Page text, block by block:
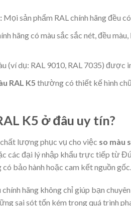
Mọi sản phẩm RAL chính hãng đều
hãng có màu sắc sắc nét, đều
(ví dụ: RAL 9010, RAL 7035) được
RAL K5 thường có thiết kế hình
K5 ở đâu uy tín?
chất lượng phục vụ cho việc so màu
các đại lý nhập khẩu trực tiếp từ
bảo hành hoặc cam kết nguồn gốc.
hãng không chỉ giúp bạn
sai sót tốn kém trong quá trình